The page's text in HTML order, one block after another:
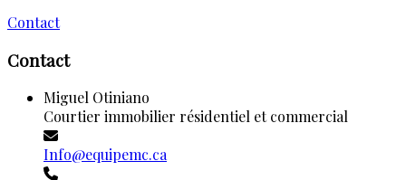
Contact
Contact
Miguel Otiniano
Courtier immobilier résidentiel et commercial
Info@equipemc.ca